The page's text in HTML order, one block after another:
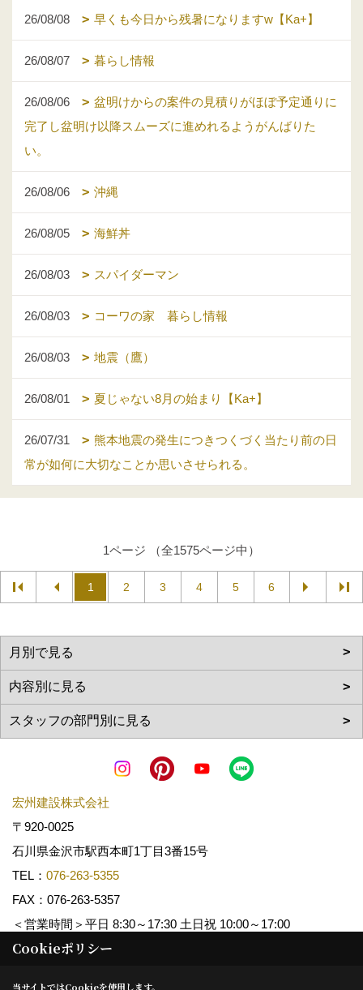
26/08/08 早くも今日から残暑になりますw【Ka+】
26/08/07 暮らし情報
26/08/06
盆明けからの案件の見積りがほぼ予定通りに
完了し盆明け以降スムーズに進めれるようがんばりた
い。
26/08/06 沖縄
26/08/05 海鮮丼
26/08/03 スパイダーマン
26/08/03 コーワの家 暮らし情報
26/08/03 地震（鷹）
26/08/01 夏じゃない8月の始まり【Ka+】
26/07/31
熊本地震の発生につきつくづく当たり前の日
常が如何に大切なことか思いさせられる。
1ページ （全1575ページ中）
1 2 3 4 5 6
宏州建設株式会社
〒920-0025
石川県金沢市駅西本町1丁目3番15号
TEL： 076-263-5355
FAX：076-263-5357
＜営業時間＞平日 8:30～17:30 土日祝 10:00～17:00
Copyright (c) KOSHUKENSETSU. All Rights Reserved.
Cookieポリシー
当サイトではCookieを使用します。